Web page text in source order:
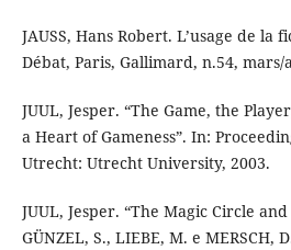
JAUSS, Hans Robert. L’usage de la
Débat, Paris, Gallimard, n.54, mars/
JUUL, Jesper. “The Game, the
a Heart of Gameness”. In:
Utrecht: Utrecht University, 2003.
JUUL, Jesper. “The Magic Circle
GÜNZEL, S., LIEBE, M. e MERSCH,